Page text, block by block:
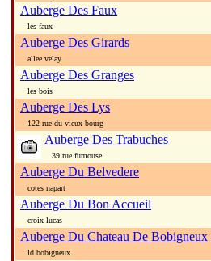
Auberge Des Faux
les faux
Auberge Des Girards
allee velay
Auberge Des Granges
les bois
Auberge Des Lys
122 rue du vieux bourg
Auberge Des Trabuches
39 rue fumouse
Auberge Du Belvedere
cotes napart
Auberge Du Bon Accueil
croix lucas
Auberge Du Chateau De Bobigneux
ld bobigneux